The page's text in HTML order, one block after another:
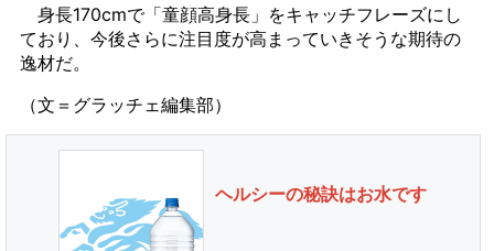
身長170cmで「童顔高身長」をキャッチフレーズにし
ており、今後さらに注目度が高まっていきそうな期待の
逸材だ。
（文＝グラッチェ編集部）
ヘルシーの秘訣はお水です